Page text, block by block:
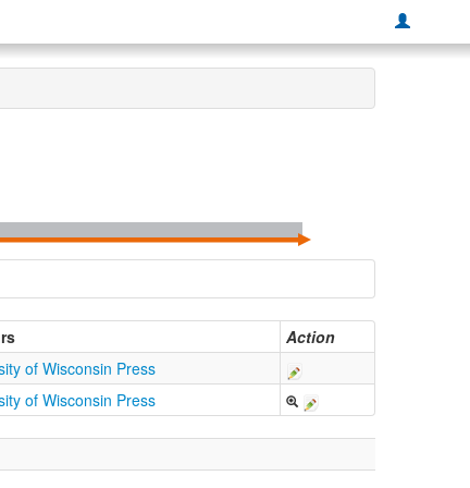
Action
of Wisconsin Press
of Wisconsin Press